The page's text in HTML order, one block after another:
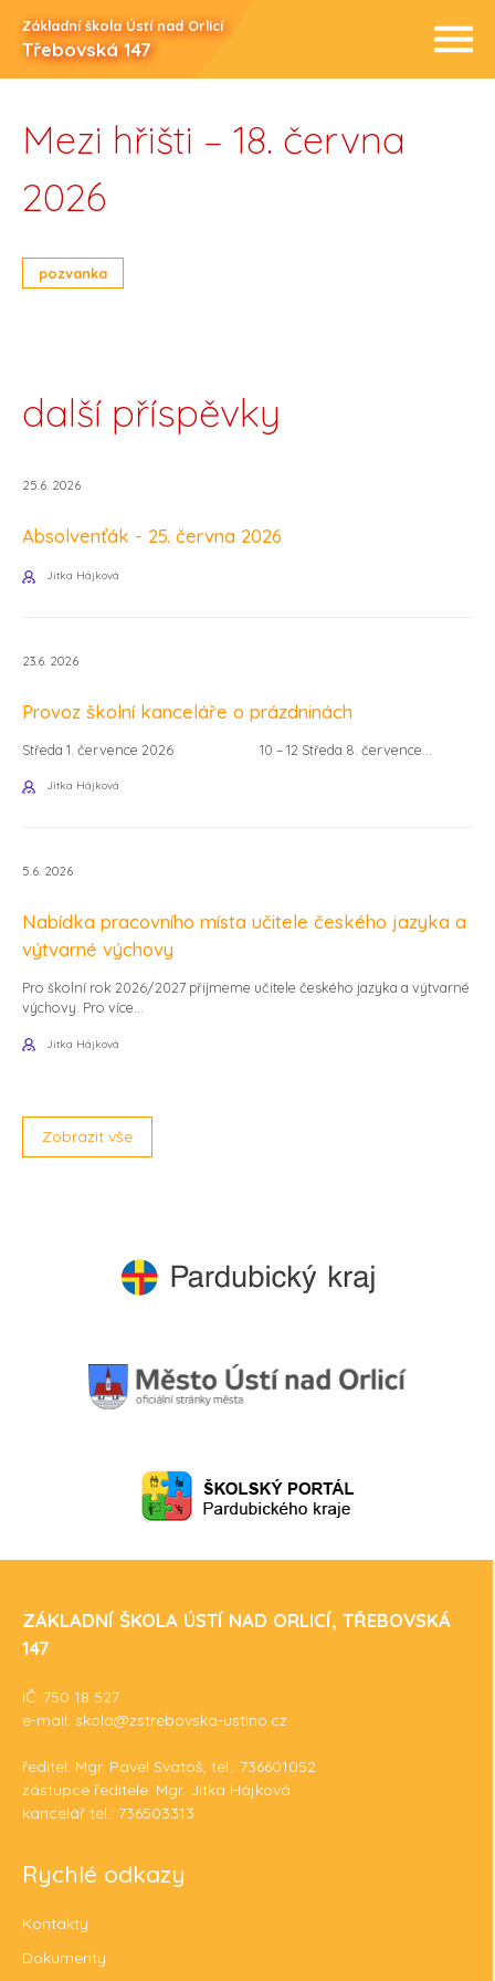
Základní škola Ústí nad Orlicí
Třebovská 147
Mezi hřišti – 18. června
2026
pozvanka
další příspěvky
25.6. 2026
Absolvenťák - 25. června 2026
Jitka Hájková
23.6. 2026
Provoz školní kanceláře o prázdninách
Středa 1. července 2026 10 – 12 Středa 8. července...
Jitka Hájková
5.6. 2026
Nabídka pracovního místa učitele českého jazyka a
výtvarné výchovy
Pro školní rok 2026/2027 přijmeme učitele českého jazyka a výtvarné
výchovy. Pro více...
Jitka Hájková
Zobrazit vše
ZÁKLADNÍ ŠKOLA ÚSTÍ NAD ORLICÍ, TŘEBOVSKÁ
147
IČ: 750 18 527
e-mail: skola@zstrebovska-ustino.cz
ředitel: Mgr. Pavel Svatoš, tel.: 736601052
zástupce ředitele: Mgr. Jitka Hájková
kancelář tel.: 736503313
Rychlé odkazy
Kontakty
Dokumenty